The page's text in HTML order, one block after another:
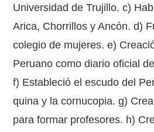
Universidad de Trujillo. c)
Arica, Chorrillos y Ancón. d)
colegio de mujeres. e)
Peruano como diario oficial
f) Estableció el escudo del
quina y la cornucopia. g)
para formar profesores. h)